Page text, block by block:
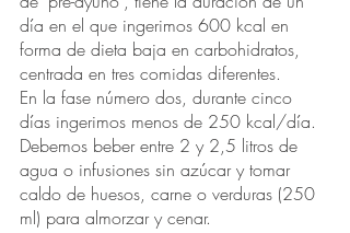
día en el que ingerimos 600 kcal en
forma de dieta baja en carbohidratos,
centrada en tres comidas diferentes.
En la fase número dos, durante cinco
días ingerimos menos de 250 kcal/día.
Debemos beber entre 2 y 2,5 litros de
agua o infusiones sin azúcar y tomar
caldo de huesos, carne o verduras (250
ml) para almorzar y cenar.